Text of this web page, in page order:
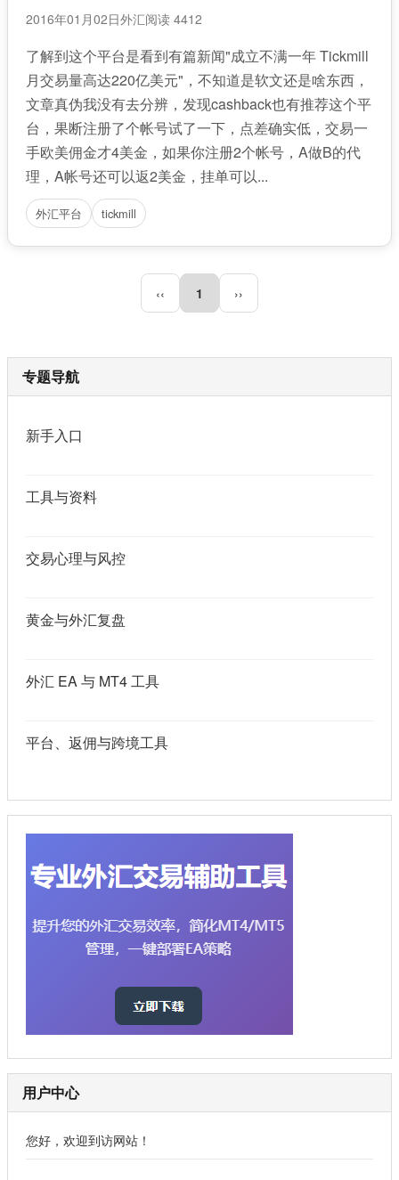
2016年01月02日外汇阅读 4412
了解到这个平台是看到有篇新闻"成立不满一年 Tickmill
月交易量高达220亿美元"，不知道是软文还是啥东西，
文章真伪我没有去分辨，发现cashback也有推荐这个平
台，果断注册了个帐号试了一下，点差确实低，交易一
手欧美佣金才4美金，如果你注册2个帐号，A做B的代
理，A帐号还可以返2美金，挂单可以...
外汇平台 tickmill
‹‹ 1 ››
专题导航
新手入口
工具与资料
交易心理与风控
黄金与外汇复盘
外汇 EA 与 MT4 工具
平台、返佣与跨境工具
用户中心
您好，欢迎到访网站！